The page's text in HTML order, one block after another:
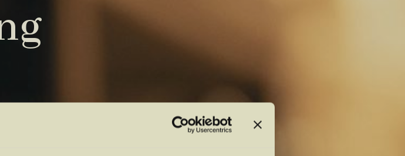
vigtigste i vores